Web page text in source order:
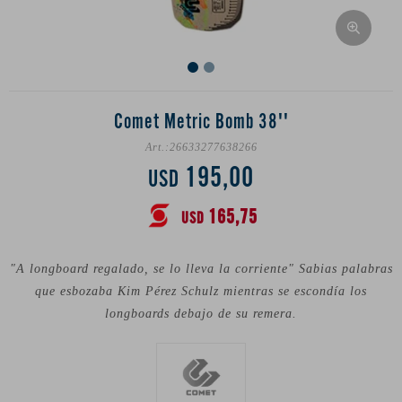
Comet Metric Bomb 38''
26633277638266
USD 195,00
USD 165,75
"A longboard regalado, se lo lleva la corriente" Sabias palabras
que esbozaba Kim Pérez Schulz mientras se escondía los
longboards debajo de su remera.